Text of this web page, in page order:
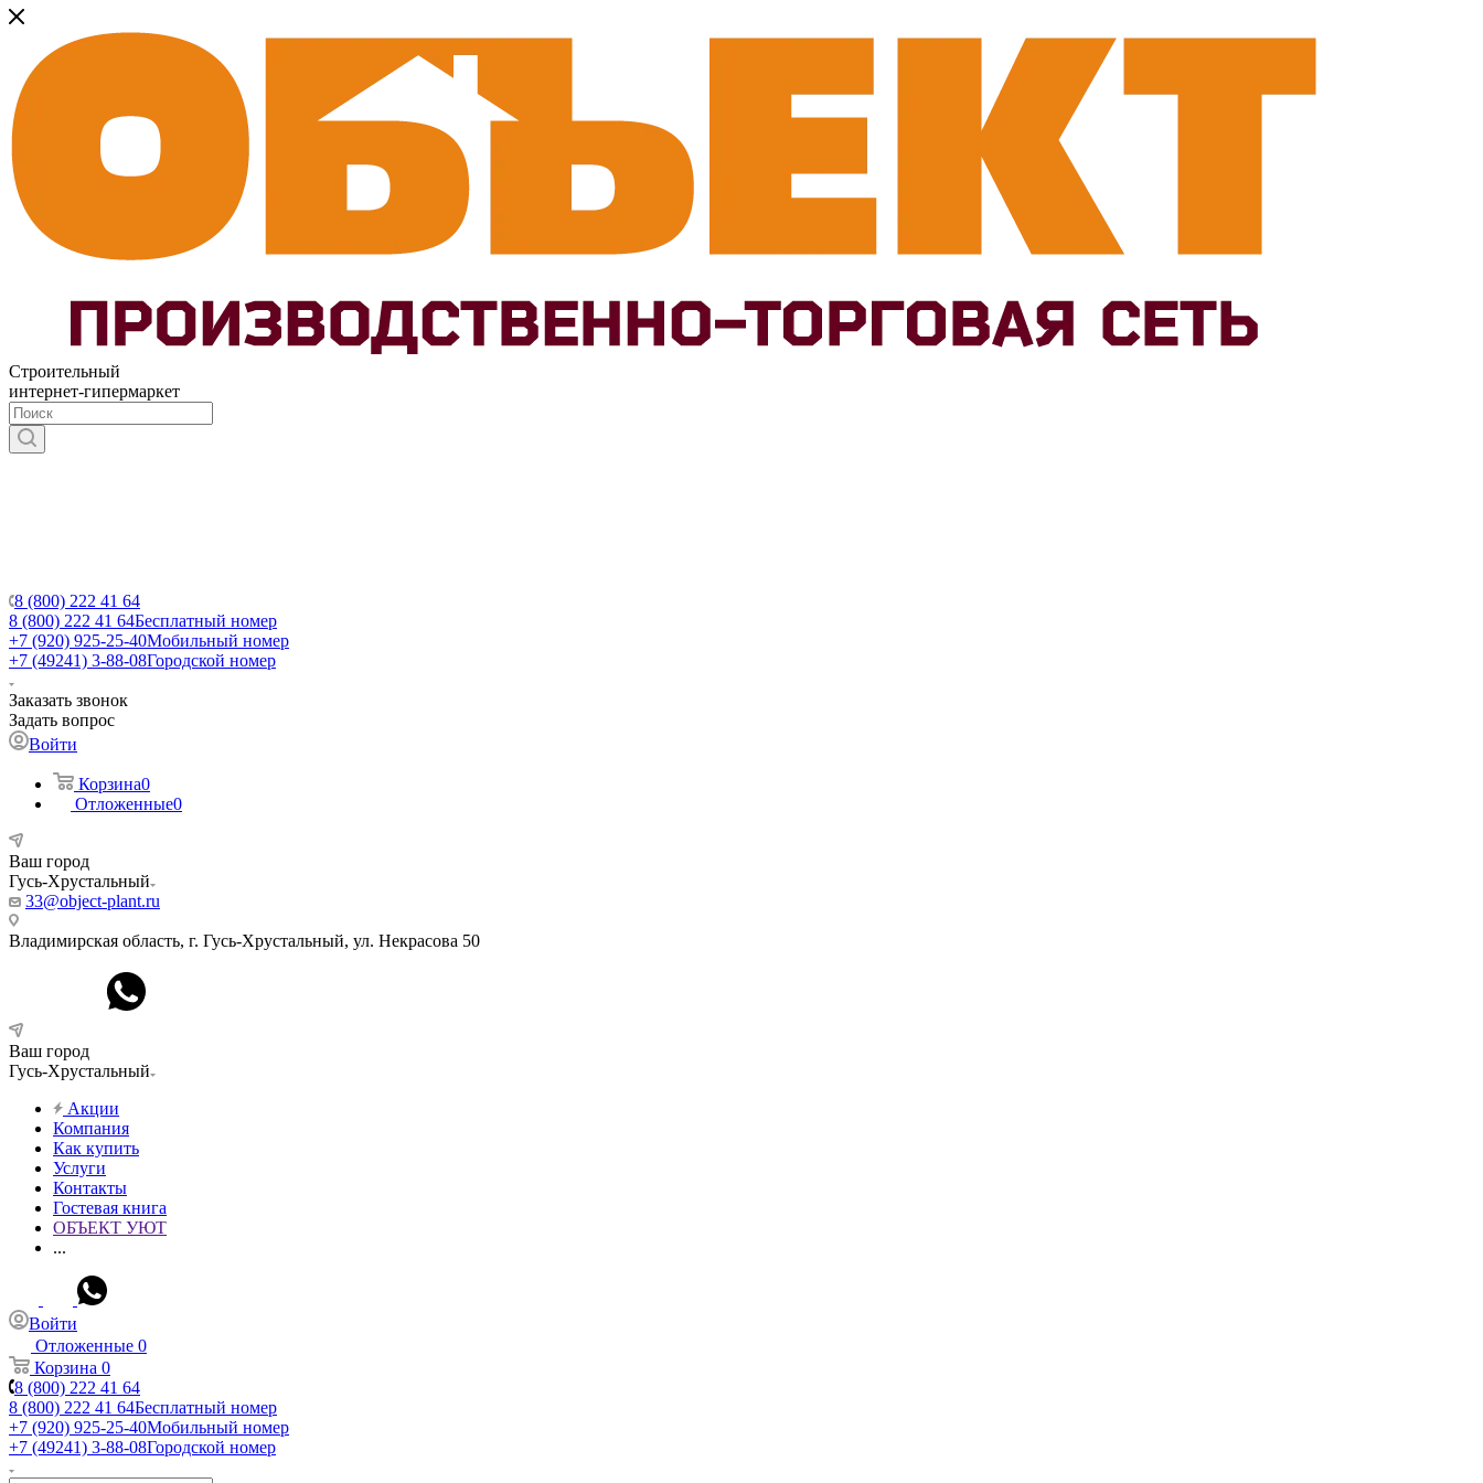
Строительный
интернет-гипермаркет
8 (800) 222 41 64
8 (800) 222 41 64Бесплатный номер
+7 (920) 925-25-40Мобильный номер
+7 (49241) 3-88-08Городской номер
Заказать звонок
Задать вопрос
Войти
Корзина0
Отложенные0
Ваш город
Гусь-Хрустальный
33@object-plant.ru
Владимирская область, г. Гусь-Хрустальный, ул. Некрасова 50
Ваш город
Гусь-Хрустальный
Акции
Компания
Как купить
Услуги
Контакты
Гостевая книга
ОБЪЕКТ УЮТ
...
Войти
Отложенные 0
Корзина 0
8 (800) 222 41 64
8 (800) 222 41 64Бесплатный номер
+7 (920) 925-25-40Мобильный номер
+7 (49241) 3-88-08Городской номер